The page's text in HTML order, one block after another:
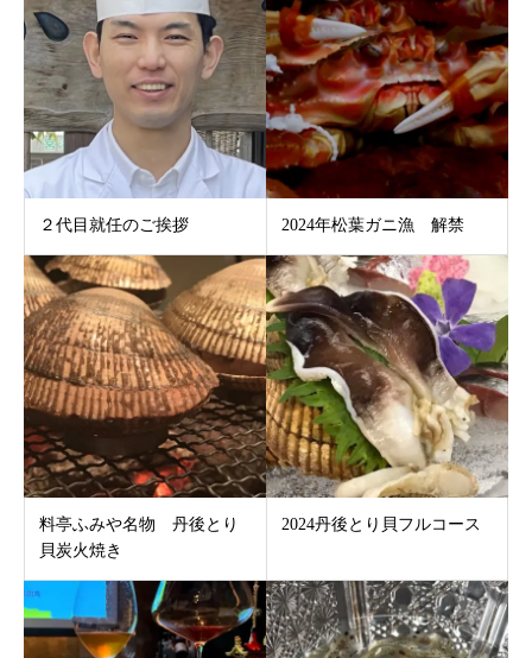
２代目就任のご挨拶 2024年松葉ガニ漁 解禁
料亭ふみや名物 丹後とり
貝炭火焼き
2024丹後とり貝フルコース